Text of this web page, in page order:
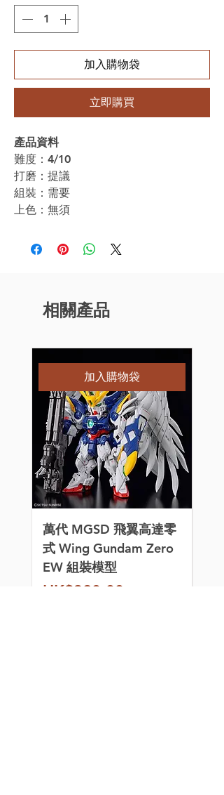
加入購物袋
立即購買
產品資料
難度：4/10
打磨：提議
組裝：需要
上色：無須
相關產品
加入購物袋
萬代 MGSD 飛翼高達零
式 Wing Gundam Zero
EW 組裝模型
價格
HK$320.00